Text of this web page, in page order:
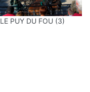
LE PUY DU FOU (3)